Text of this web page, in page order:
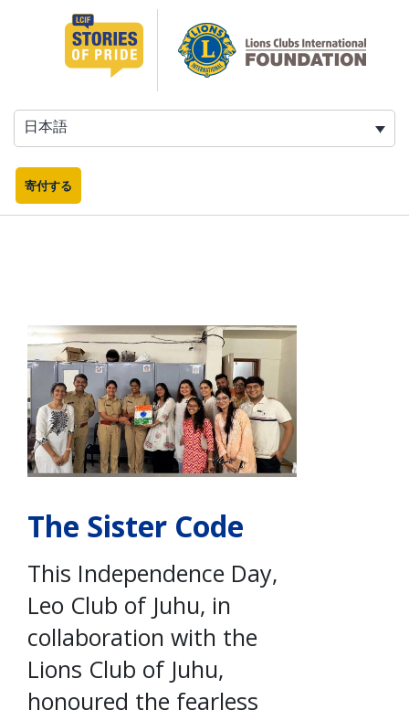
日本語
寄付する
The Sister Code
This Independence Day,
Leo Club of Juhu, in
collaboration with the
Lions Club of Juhu,
honoured the fearless